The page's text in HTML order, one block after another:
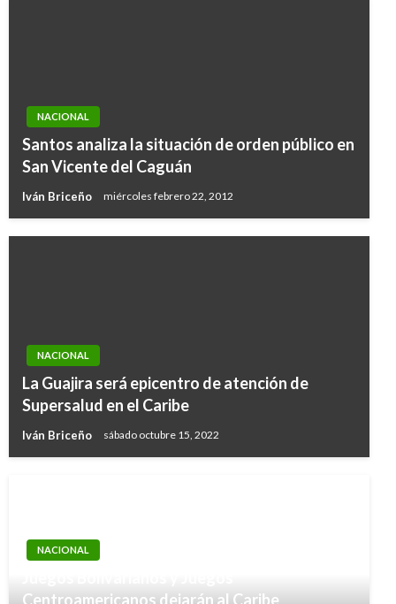
NACIONAL
Santos analiza la situación de orden público en
San Vicente del Caguán
Iván Briceño miércoles febrero 22, 2012
NACIONAL
La Guajira será epicentro de atención de
Supersalud en el Caribe
Iván Briceño sábado octubre 15, 2022
NACIONAL
Centroamericanos dejarán al Caribe